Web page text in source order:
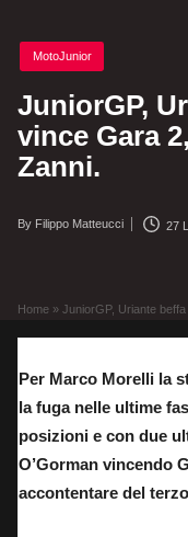
Posted
in
MotoJunior
JuniorGP,
vince Gara
Zanni.
Posted
By Filippo Matteucci 27
Home » JuniorGP, Uriante
Per Marco Morelli la
la fuga nelle ultime
posizioni e con due
O’Gorman vincendo
accontentare del